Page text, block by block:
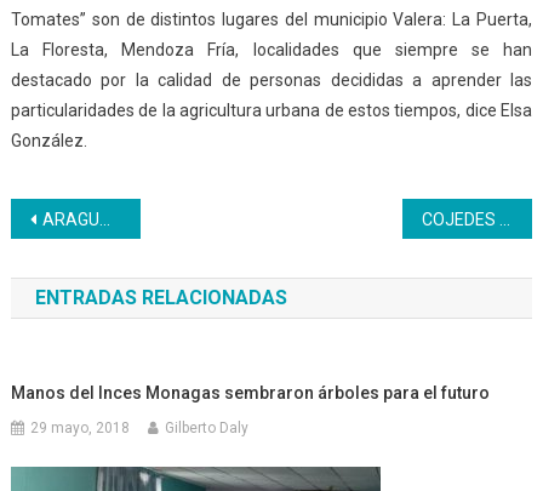
Tomates” son de distintos lugares del municipio Valera: La Puerta,
La Floresta, Mendoza Fría, localidades que siempre se han
destacado por la calidad de personas decididas a aprender las
particularidades de la agricultura urbana de estos tiempos, dice Elsa
González.
Navegación
de
entradas
ARAGUA | El Inces combate la adversidad con soluciones productivas
ENTRADAS RELACIONADAS
Manos del Inces Monagas sembraron árboles para el futuro
29 mayo, 2018 Gilberto Daly